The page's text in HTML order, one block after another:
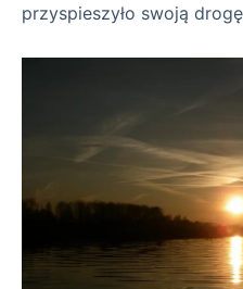
przyspieszyło swoją